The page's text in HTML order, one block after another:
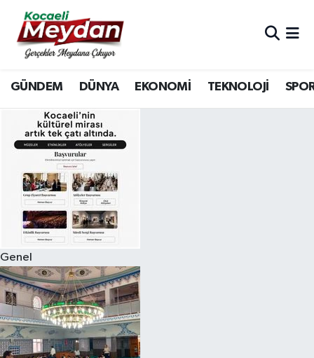
GÜNDEM DÜNYA EKONOMİ TEKNOLOJİ
Genel
Nöbetçi Eczaneler
Hava Durumu
Trafik Durumu
Süper Lig Puan Durumu ve Fikstür
Tüm Manşetler
Son Dakika Haberleri
Haber Arşivi